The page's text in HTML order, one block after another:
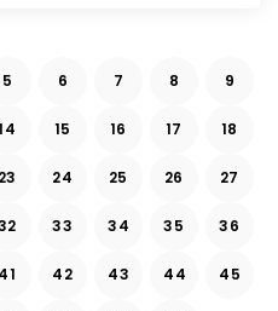
5 6 7 8 9
15 16 17 18
23 24 25 26 27
33 34 35 36
41 42 43 44 45